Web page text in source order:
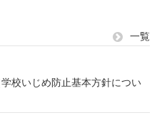
一覧
校いじめ防止基本方針につい